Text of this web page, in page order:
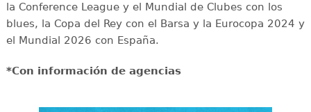
la Conference League y el Mundial de Clubes con los
blues, la Copa del Rey con el Barsa y la Eurocopa 2024 y
el Mundial 2026 con España.
*Con información de agencias